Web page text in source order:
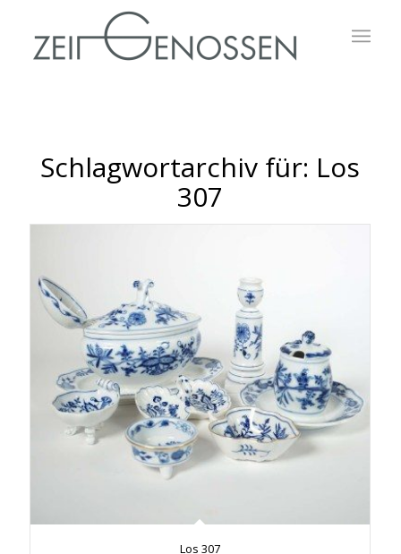
Schlagwortarchiv für: Los
307
Los 307